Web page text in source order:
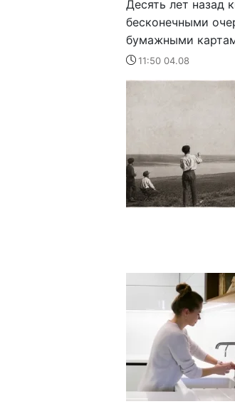
Десять лет назад
бесконечными
бумажными
11:50 04.08